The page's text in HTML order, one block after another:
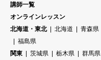
講師一覧
オンラインレッスン
北海道・東北
北海道 青森県
福島県
関東
茨城県 栃木県 群馬県